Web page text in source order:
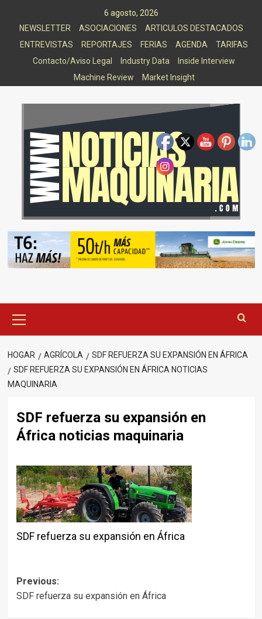
6 agosto, 2026
NEWSLETTER
ASOCIACIONES
ARTICULOS DESTACADOS
ENTREVISTAS
REPORTAJES FERIAS AGENDA
TARIFAS
Contacto/Aviso Legal
Industry Data
Inside Interview
Machine Review
Market Insight
principal
HOGAR AGRÍCOLA
SDF REFUERZA SU EXPANSIÓN EN ÁFRICA
SDF REFUERZA SU EXPANSIÓN EN ÁFRICA NOTICIAS
MAQUINARIA
SDF refuerza su expansión en
África noticias maquinaria
SDF refuerza su expansión en África
Post
navigation
Previous:
SDF refuerza su expansión en África